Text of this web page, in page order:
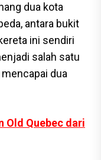
dua kota
antara bukit
ini sendiri
salah satu
dua
Old Quebec dari